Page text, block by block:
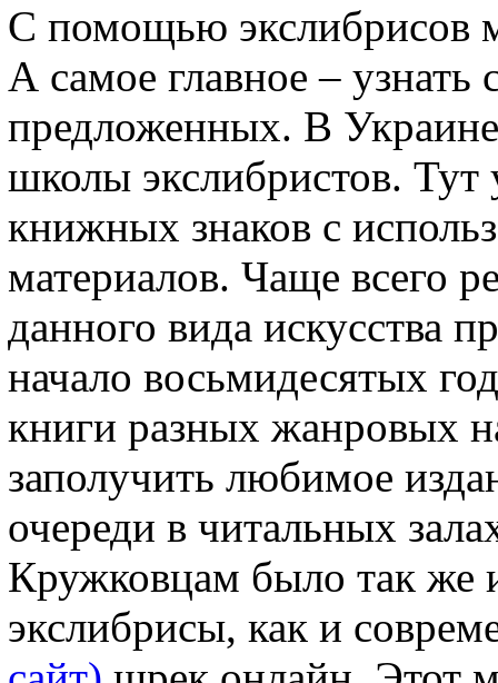
С помощью экслибрисов
А самое главное –
предложенных. В
школы экслибристов. Тут
книжных знаков с
материалов. Чаще всего
данного вида искусства
начало восьмидесятых
книги разных жанровых
заполучить любимое
очереди в читальных
Кружковцам было так же
экслибрисы, как и